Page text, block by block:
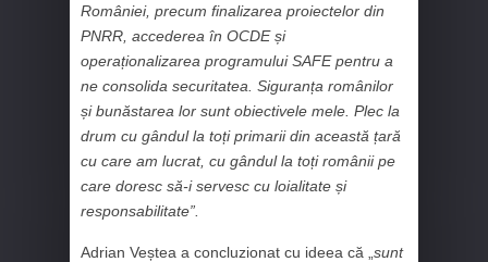
României, precum finalizarea proiectelor din
PNRR, accederea în OCDE și
operaționalizarea programului SAFE pentru a
ne consolida securitatea. Siguranța românilor
și bunăstarea lor sunt obiectivele mele. Plec la
drum cu gândul la toți primarii din această țară
cu care am lucrat, cu gândul la toți românii pe
care doresc să-i servesc cu loialitate și
responsabilitate”.
Adrian Veștea a concluzionat cu ideea că „ sunt